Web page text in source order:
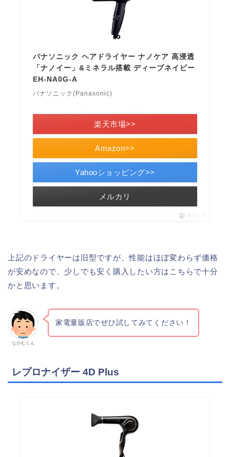
パナソニック ヘアドライヤー ナノケア 高浸透
「ナノイー」&ミネラル搭載 ディープネイビー
EH-NA0G-A
パナソニック(Panasonic)
Amazon>>
楽天市場>>
Yahooショッピング>>
メルカリ
ポチップ
上記のドライヤーは旧型ですが、性能はほぼ変わらず価格
が安めなので、少しでも安く購入したい方はこちらで十分
かと思います。
なかむくん
家電量販店でぜひ試してみてください！
レプロナイザー 4D Plus